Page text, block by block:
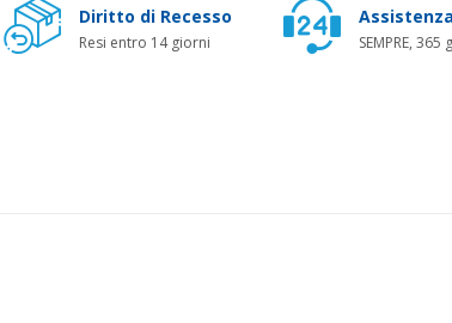
Diritto di Recesso
Resi entro 14 giorni SEMPRE, 365